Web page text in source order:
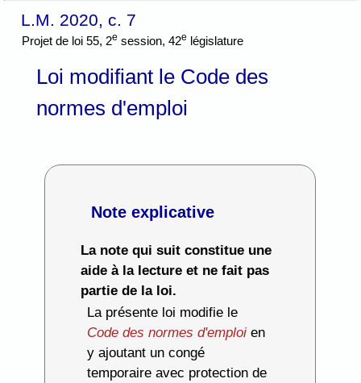
L.M. 2020, c. 7
Projet de loi 55, 2e session, 42e législature
Loi modifiant le Code des
normes d'emploi
Note explicative
La note qui suit constitue une
aide à la lecture et ne fait pas
partie de la loi.
La présente loi modifie le
Code des normes d'emploi en
y ajoutant un congé
temporaire avec protection de